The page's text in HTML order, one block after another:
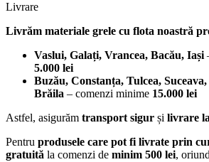
Livrare
Livrăm materiale grele cu flota noastră
Vaslui, Galați, Vrancea, Bacău, Iași
5.000 lei
Buzău, Constanța, Tulcea,
Brăila – comenzi minime 15.000 lei
Astfel, asigurăm transport sigur și livrare
Pentru produsele care pot fi livrate prin
gratuită la comenzi de minim 500 lei,